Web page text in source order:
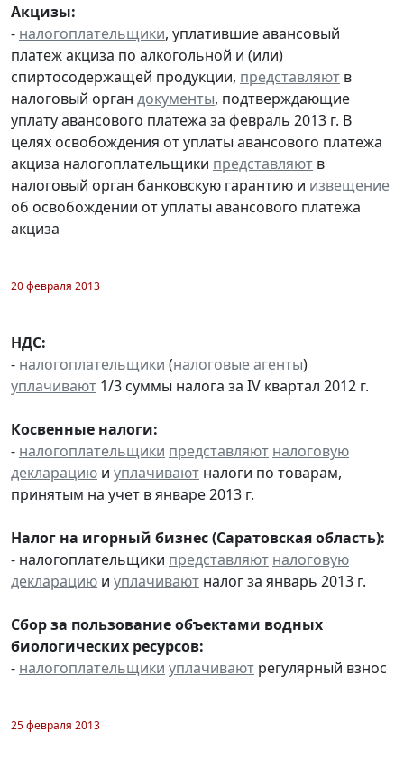
Акцизы:
- налогоплательщики, уплатившие авансовый
платеж акциза по алкогольной и (или)
спиртосодержащей продукции, представляют в
налоговый орган документы, подтверждающие
уплату авансового платежа за февраль 2013 г. В
целях освобождения от уплаты авансового платежа
акциза налогоплательщики представляют в
налоговый орган банковскую гарантию и извещение
об освобождении от уплаты авансового платежа
акциза
20 февраля 2013
НДС:
- налогоплательщики (налоговые агенты)
уплачивают 1/3 суммы налога за IV квартал 2012 г.
Косвенные налоги:
- налогоплательщики представляют налоговую
декларацию и уплачивают налоги по товарам,
принятым на учет в январе 2013 г.
Налог на игорный бизнес (Саратовская область):
- налогоплательщики представляют налоговую
декларацию и уплачивают налог за январь 2013 г.
Сбор за пользование объектами водных
биологических ресурсов:
- налогоплательщики уплачивают регулярный взнос
25 февраля 2013